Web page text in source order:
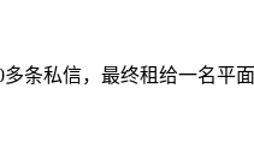
条私信，最终租给一名平面